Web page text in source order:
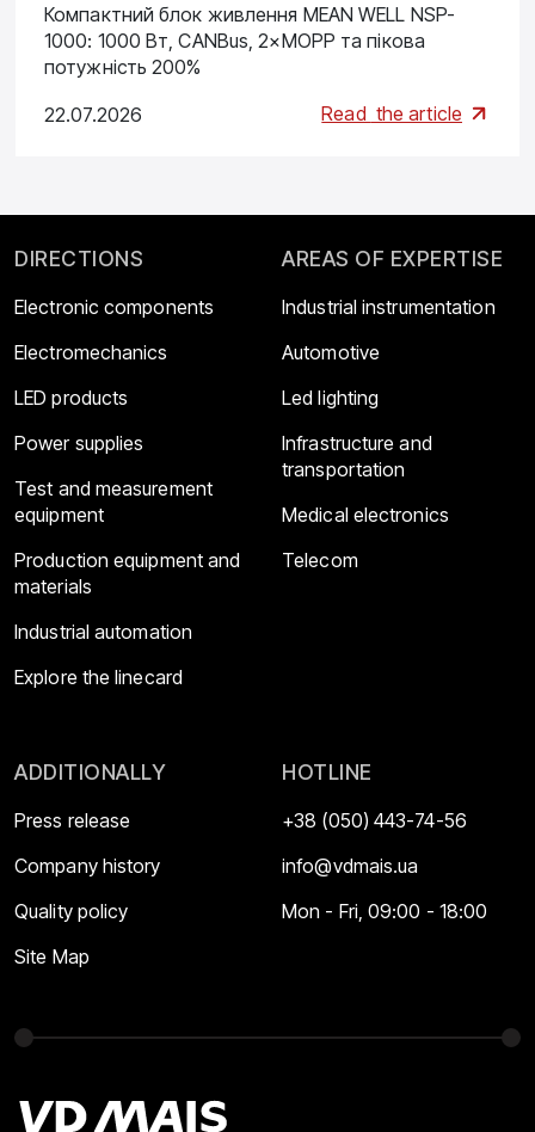
Компактний блок живлення MEAN WELL NSP-
1000: 1000 Вт, CANBus, 2×MOPP та пікова
потужність 200%
22.07.2026 Read the article
DIRECTIONS
Electronic components
Electromechanics
LED products
Power supplies
Test and measurement
equipment
Production equipment and
materials
Industrial automation
Explore the linecard
AREAS OF EXPERTISE
Industrial instrumentation
Automotive
Led lighting
Infrastructure and
transportation
Medical electronics
Telecom
ADDITIONALLY
Press release
Company history
Quality policy
Site Map
HOTLINE
+38 (050) 443-74-56
info@vdmais.ua
Mon - Fri, 09:00 - 18:00